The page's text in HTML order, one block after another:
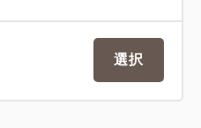
ット接続無料
選択